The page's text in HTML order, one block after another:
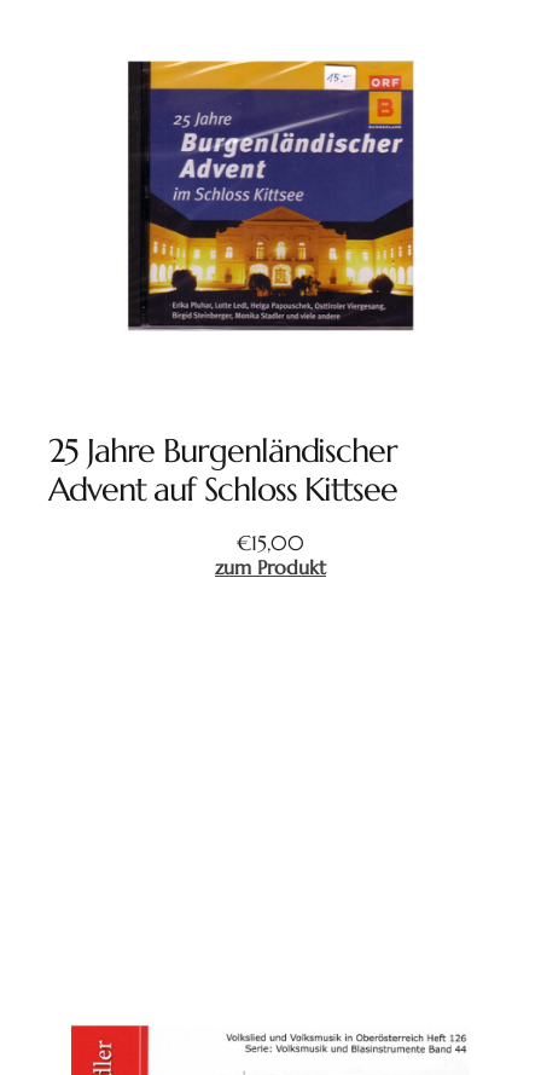
25 Jahre Burgenländischer
Advent auf Schloss Kittsee
€15,00
zum Produkt